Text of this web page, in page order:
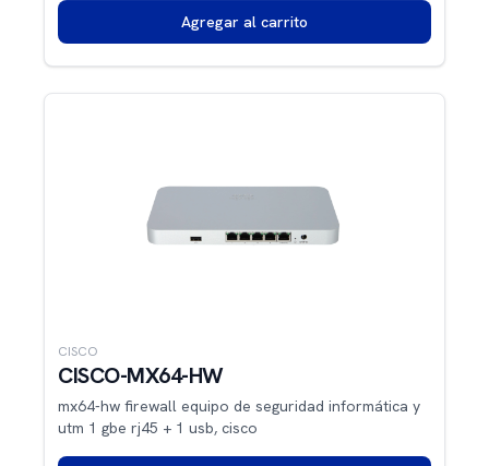
Agregar al carrito
CISCO
CISCO-MX64-HW
mx64-hw firewall equipo de seguridad informática y
utm 1 gbe rj45 + 1 usb, cisco